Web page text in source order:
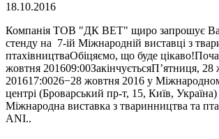
18.10.2016
Компанія ТОВ "ДК ВЕТ" щиро запрошує
стенду на 7-ій Міжнародній виставці з
птахівництваОбіцяємо, що буде
жовтня 201609:00ЗакінчуєтьсяПʼятниця, 28
201617:0026−28 жовтня 2016 у
центрі (Броварський пр-т, 15, Київ, Україна)
Міжнародна виставка з тваринництва та
ANI..